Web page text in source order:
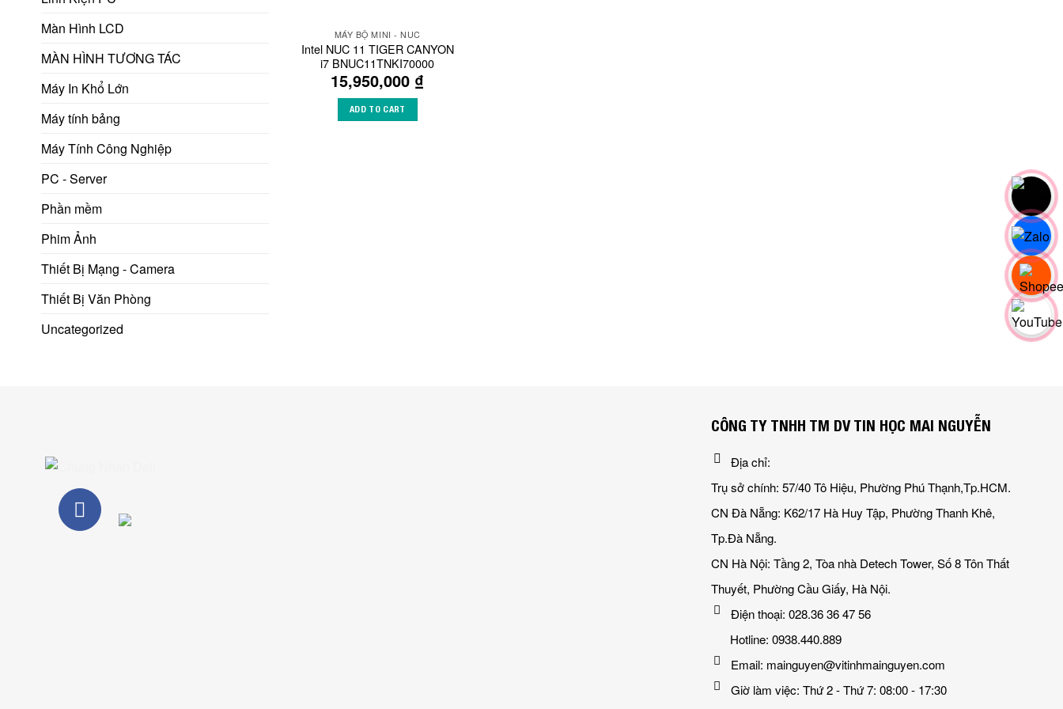
Màn Hình LCD
MÀN HÌNH TƯƠNG TÁC
Máy In Khổ Lớn
Máy tính bảng
Máy Tính Công Nghiệp
PC - Server
Phần mềm
Phim Ảnh
Thiết Bị Mạng - Camera
Thiết Bị Văn Phòng
Uncategorized
MÁY BỘ MINI - NUC
Intel NUC 11 TIGER CANYON
i7 BNUC11TNKI70000
15,950,000 ₫
ADD TO CART
CÔNG TY TNHH TM DV TIN HỌC MAI NGUYỄN
Địa chỉ:
Trụ sở chính: 57/40 Tô Hiệu, Phường Phú Thạnh,Tp.HCM.
CN Đà Nẵng: K62/17 Hà Huy Tập, Phường Thanh Khê,
Tp.Đà Nẵng.
CN Hà Nội: Tầng 2, Tòa nhà Detech Tower, Số 8 Tôn Thất
Thuyết, Phường Cầu Giấy, Hà Nội.
Điện thoại: 028.36 36 47 56
Hotline: 0938.440.889
Email: mainguyen@vitinhmainguyen.com
Giờ làm việc: Thứ 2 - Thứ 7: 08:00 - 17:30